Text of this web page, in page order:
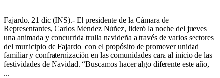
Fajardo, 21 dic (INS).- El presidente de la Cámara de
Representantes, Carlos Méndez Núñez, lideró la noche del jueves
una animada y concurrida trulla navideña a través de varios sectores
del municipio de Fajardo, con el propósito de promover unidad
familiar y confraternización en las comunidades cara al inicio de las
festividades de Navidad. “Buscamos hacer algo diferente este año,
...